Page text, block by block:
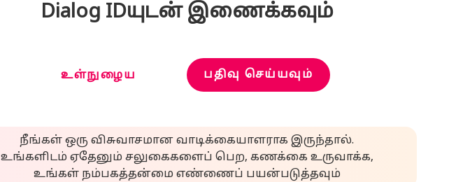
Dialog IDயுடன் இணைக்கவும்
உள்நுழைய பதிவு செய்யவும்
நீங்கள் ஒரு விசுவாசமான வாடிக்கையாளராக இருந்தால்.
உங்களிடம் ஏதேனும் சலுகைகளைப் பெற, கணக்கை உருவாக்க,
உங்கள் நம்பகத்தன்மை எண்ணைப் பயன்படுத்தவும்